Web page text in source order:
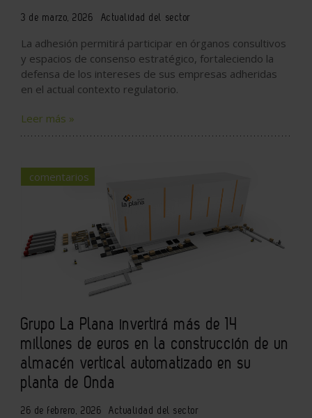
3 de marzo, 2026 Actualidad del sector
La adhesión permitirá participar en órganos consultivos
y espacios de consenso estratégico, fortaleciendo la
defensa de los intereses de sus empresas adheridas
en el actual contexto regulatorio.
Leer más »
comentarios
Grupo La Plana invertirá más de 14
millones de euros en la construcción de un
almacén vertical automatizado en su
planta de Onda
26 de febrero, 2026 Actualidad del sector